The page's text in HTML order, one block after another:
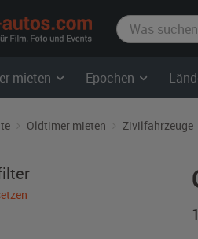
film-
autos.com
mieten Epochen
Oldtimer mieten Zivilfahrzeuge